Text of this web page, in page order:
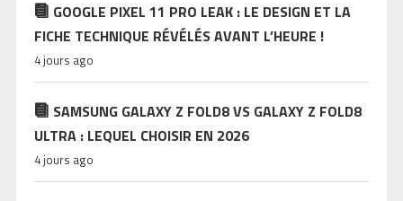
GOOGLE PIXEL 11 PRO LEAK : LE DESIGN ET LA
FICHE TECHNIQUE RÉVÉLÉS AVANT L’HEURE !
4 jours ago
SAMSUNG GALAXY Z FOLD8 VS GALAXY Z FOLD8
ULTRA : LEQUEL CHOISIR EN 2026
4 jours ago